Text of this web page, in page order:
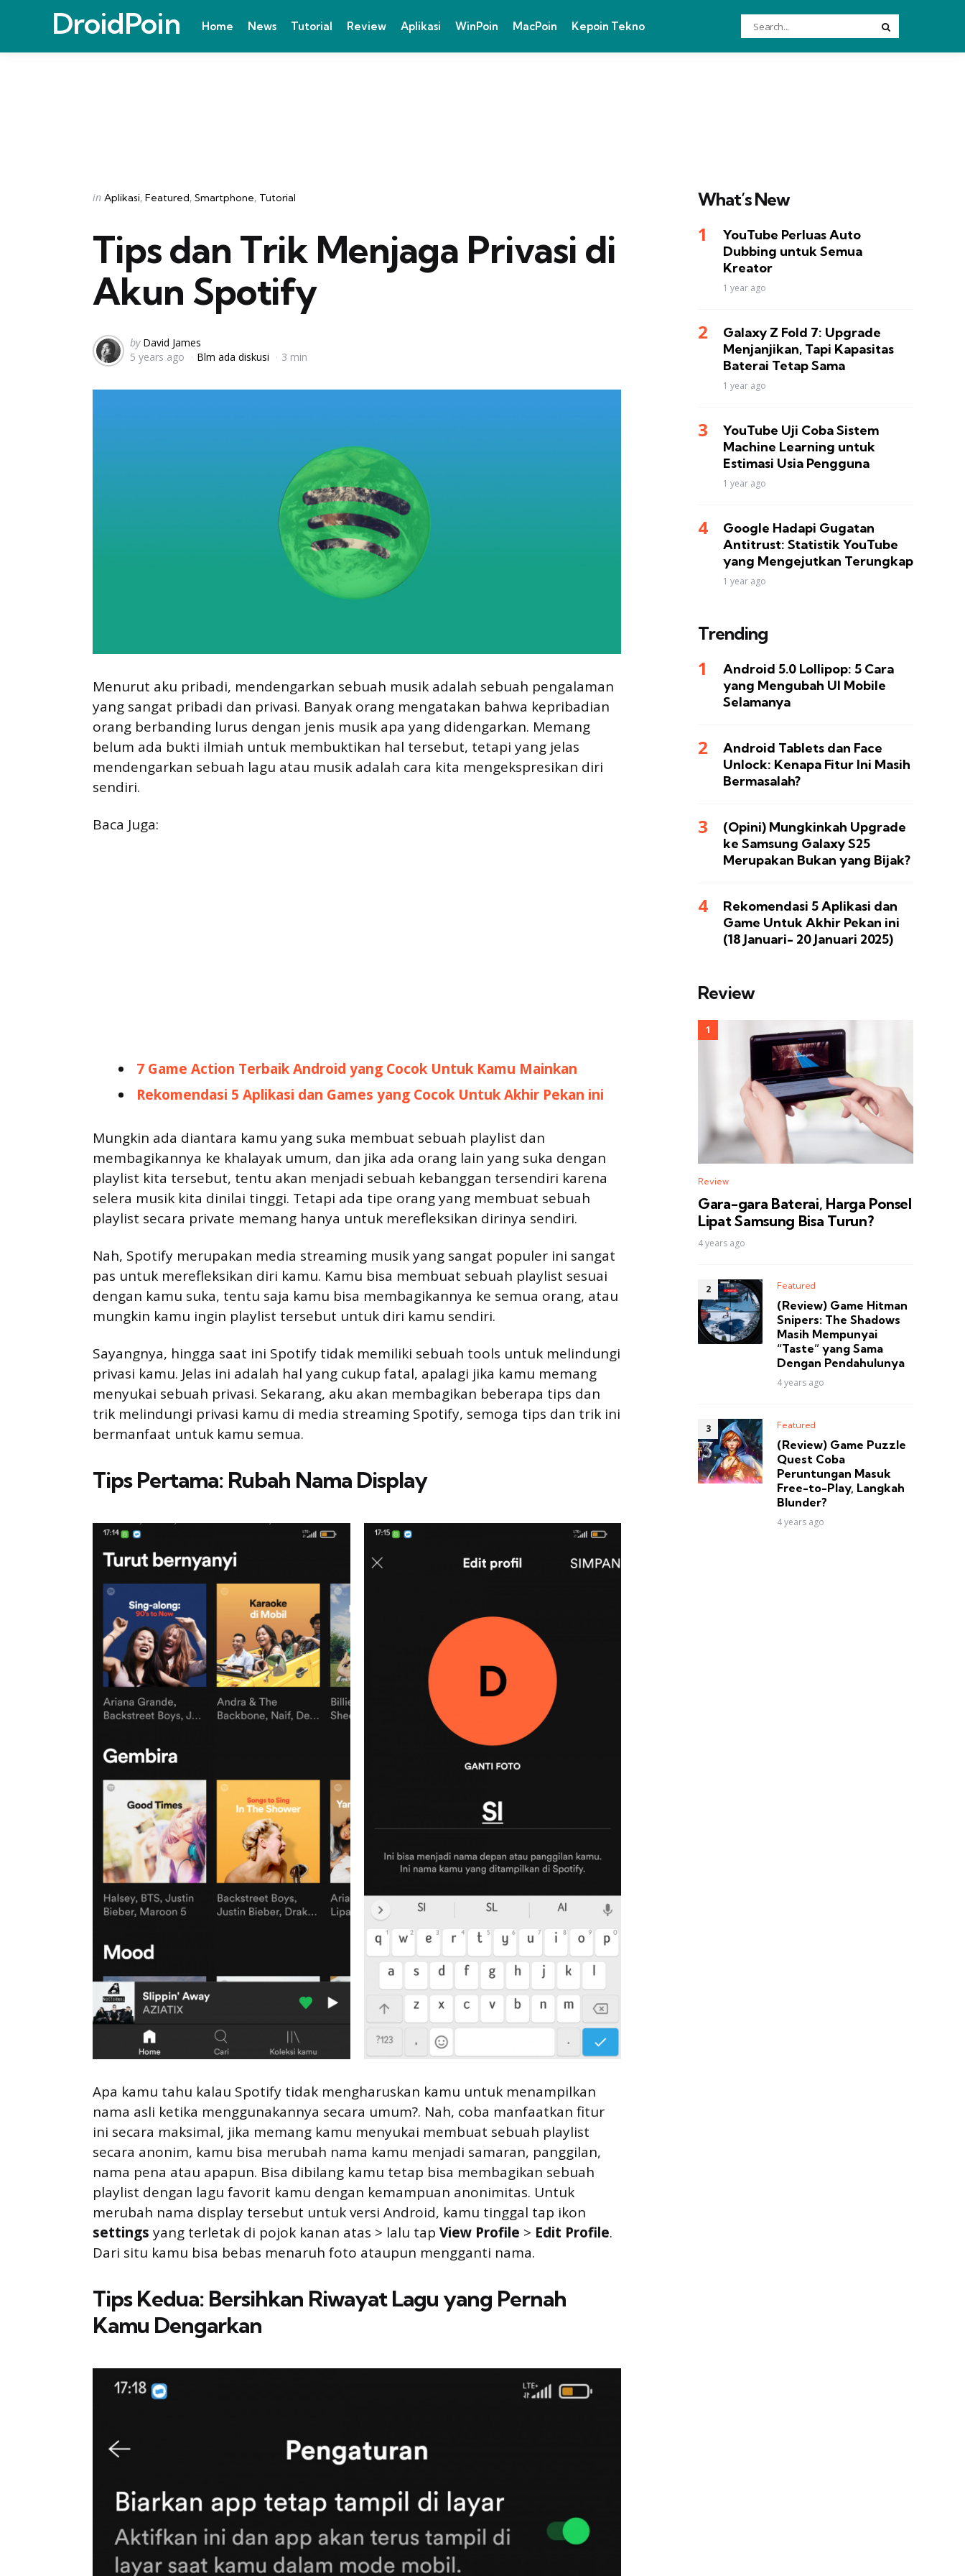
DroidPoin Home News Tutorial Review Aplikasi WinPoin MacPoin Kepoin Tekno
Search
for:
Categories
Posted
in Aplikasi Featured Smartphone Tutorial
Tips dan Trik Menjaga Privasi di
Akun Spotify
Posted
by
by David James
5 years ago
Blm ada diskusi 3 min
Menurut aku pribadi, mendengarkan sebuah musik adalah sebuah pengalaman
yang sangat pribadi dan privasi. Banyak orang mengatakan bahwa kepribadian
orang berbanding lurus dengan jenis musik apa yang didengarkan. Memang
belum ada bukti ilmiah untuk membuktikan hal tersebut, tetapi yang jelas
mendengarkan sebuah lagu atau musik adalah cara kita mengekspresikan diri
sendiri.
Baca Juga:
7 Game Action Terbaik Android yang Cocok Untuk Kamu Mainkan
Rekomendasi 5 Aplikasi dan Games yang Cocok Untuk Akhir Pekan ini
Mungkin ada diantara kamu yang suka membuat sebuah playlist dan
membagikannya ke khalayak umum, dan jika ada orang lain yang suka dengan
playlist kita tersebut, tentu akan menjadi sebuah kebanggan tersendiri karena
selera musik kita dinilai tinggi. Tetapi ada tipe orang yang membuat sebuah
playlist secara private memang hanya untuk merefleksikan dirinya sendiri.
Nah, Spotify merupakan media streaming musik yang sangat populer ini sangat
pas untuk merefleksikan diri kamu. Kamu bisa membuat sebuah playlist sesuai
dengan kamu suka, tentu saja kamu bisa membagikannya ke semua orang, atau
mungkin kamu ingin playlist tersebut untuk diri kamu sendiri.
Sayangnya, hingga saat ini Spotify tidak memiliki sebuah tools untuk melindungi
privasi kamu. Jelas ini adalah hal yang cukup fatal, apalagi jika kamu memang
menyukai sebuah privasi. Sekarang, aku akan membagikan beberapa tips dan
trik melindungi privasi kamu di media streaming Spotify, semoga tips dan trik ini
bermanfaat untuk kamu semua.
Tips Pertama: Rubah Nama Display
Apa kamu tahu kalau Spotify tidak mengharuskan kamu untuk menampilkan
nama asli ketika menggunakannya secara umum?. Nah, coba manfaatkan fitur
ini secara maksimal, jika memang kamu menyukai membuat sebuah playlist
secara anonim, kamu bisa merubah nama kamu menjadi samaran, panggilan,
nama pena atau apapun. Bisa dibilang kamu tetap bisa membagikan sebuah
playlist dengan lagu favorit kamu dengan kemampuan anonimitas. Untuk
merubah nama display tersebut untuk versi Android, kamu tinggal tap ikon
settings yang terletak di pojok kanan atas > lalu tap View Profile > Edit Profile.
Dari situ kamu bisa bebas menaruh foto ataupun mengganti nama.
Tips Kedua: Bersihkan Riwayat Lagu yang Pernah
Kamu Dengarkan
What’s New
YouTube Perluas Auto
Dubbing untuk Semua
Kreator
1 year ago
Galaxy Z Fold 7: Upgrade
Menjanjikan, Tapi Kapasitas
Baterai Tetap Sama
1 year ago
YouTube Uji Coba Sistem
Machine Learning untuk
Estimasi Usia Pengguna
1 year ago
Google Hadapi Gugatan
Antitrust: Statistik YouTube
yang Mengejutkan Terungkap
1 year ago
Trending
Android 5.0 Lollipop: 5 Cara
yang Mengubah UI Mobile
Selamanya
Android Tablets dan Face
Unlock: Kenapa Fitur Ini Masih
Bermasalah?
(Opini) Mungkinkah Upgrade
ke Samsung Galaxy S25
Merupakan Bukan yang Bijak?
Rekomendasi 5 Aplikasi dan
Game Untuk Akhir Pekan ini
(18 Januari- 20 Januari 2025)
Review
Review
Gara-gara Baterai, Harga Ponsel
Lipat Samsung Bisa Turun?
4 years ago
Featured
(Review) Game Hitman
Snipers: The Shadows
Masih Mempunyai
“Taste” yang Sama
Dengan Pendahulunya
4 years ago
Featured
(Review) Game Puzzle
Quest Coba
Peruntungan Masuk
Free-to-Play, Langkah
Blunder?
4 years ago